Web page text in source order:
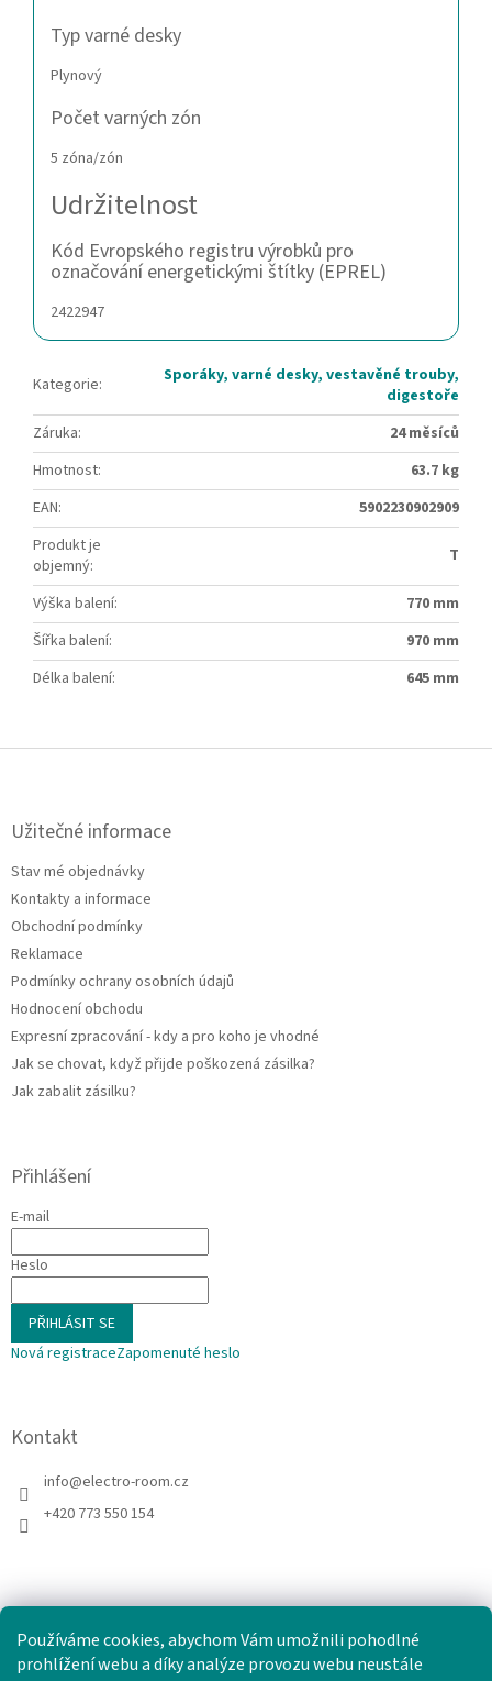
Používáme cookies, abychom Vám umožnili pohodlné
prohlížení webu a díky analýze provozu webu neustále
Typ varné desky
Plynový
Počet varných zón
5 zóna/zón
Udržitelnost
Kód Evropského registru výrobků pro
označování energetickými štítky (EPREL)
2422947
Kategorie:
Sporáky, varné desky, vestavěné trouby,
digestoře
Záruka:
24 měsíců
Hmotnost:
63.7 kg
EAN:
5902230902909
Produkt je
objemný: T
Výška balení:
770 mm
Šířka balení:
970 mm
Délka balení: 645 mm
Z
Užitečné informace
Stav mé objednávky
Kontakty a informace
Obchodní podmínky
Reklamace
Podmínky ochrany osobních údajů
Hodnocení obchodu
Expresní zpracování - kdy a pro koho je vhodné
Jak se chovat, když přijde poškozená zásilka?
Jak zabalit zásilku?
Přihlášení
E-mail
Heslo
PŘIHLÁSIT SE
Nová registraceZapomenuté heslo
Kontakt
info@electro-room.cz
+420 773 550 154